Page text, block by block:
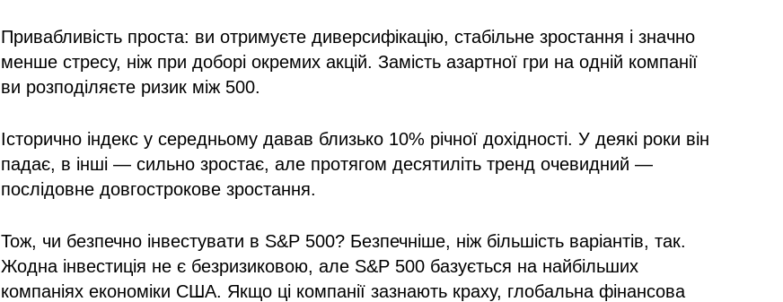
Привабливість проста: ви отримуєте диверсифікацію, стабільне зростання і значно
менше стресу, ніж при доборі окремих акцій. Замість азартної гри на одній компанії
ви розподіляєте ризик між 500.
Історично індекс у середньому давав близько 10% річної дохідності. У деякі роки він
падає, в інші — сильно зростає, але протягом десятиліть тренд очевидний —
послідовне довгострокове зростання.
Тож, чи безпечно інвестувати в S&P 500?Безпечніше, ніж більшість варіантів, так.
Жодна інвестиція не є безризиковою, але S&P 500 базується на найбільших
компаніях економіки США. Якщо ці компанії зазнають краху, глобальна фінансова